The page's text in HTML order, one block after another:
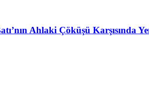
Ahlaki Çöküşü Karşısında